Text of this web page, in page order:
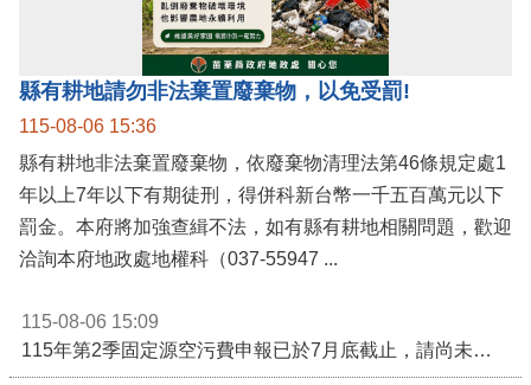
縣有耕地請勿非法棄置廢棄物，以免受罰!
115-08-06 15:36
縣有耕地非法棄置廢棄物，依廢棄物清理法第46條規定處1
年以上7年以下有期徒刑，得併科新台幣一千五百萬元以下
罰金。本府將加強查緝不法，如有縣有耕地相關問題，歡迎
洽詢本府地政處地權科（037-55947 ...
115-08-06 15:09
115年第2季固定源空污費申報已於7月底截止，請尚未申報公私場所儘速完成申繳，以免面臨滯納金及罰鍰!